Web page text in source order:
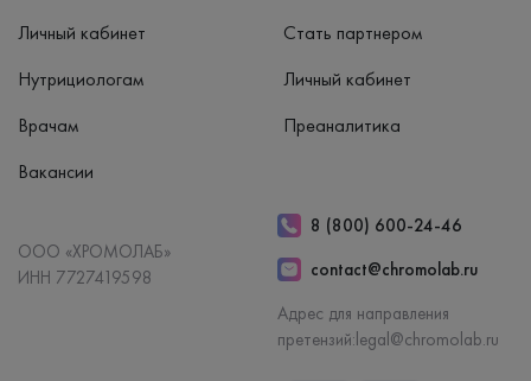
Личный кабинет
Нутрициологам
Врачам
Вакансии
Стать партнером
Личный кабинет
Преаналитика
ООО «ХРОМОЛАБ»
ИНН 7727419598
8 (800) 600-24-46
contact@chromolab.ru
Адрес для направления
претензий:legal@chromolab.ru